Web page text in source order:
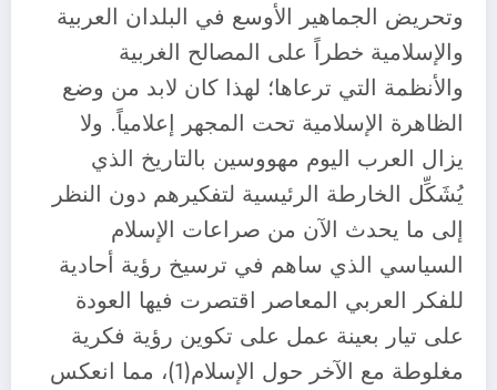
وتحريض الجماهير الأوسع في البلدان العربية
والإسلامية خطراً على المصالح الغربية
والأنظمة التي ترعاها؛ لهذا كان لابد من وضع
الظاهرة الإسلامية تحت المجهر إعلامياً. ولا
يزال العرب اليوم مهووسين بالتاريخ الذي
يُشَكِّل الخارطة الرئيسية لتفكيرهم دون النظر
إلى ما يحدث الآن من صراعات الإسلام
السياسي الذي ساهم في ترسيخ رؤية أحادية
للفكر العربي المعاصر اقتصرت فيها العودة
على تيار بعينة عمل على تكوين رؤية فكرية
مغلوطة مع الآخر حول الإسلام(1)، مما انعكس